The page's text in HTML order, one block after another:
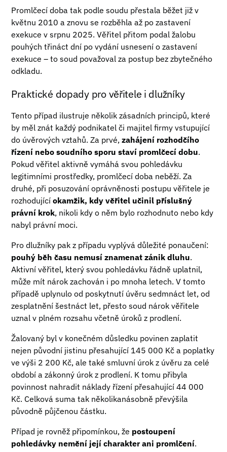
Promlčecí doba tak podle soudu přestala běžet již v
květnu 2010 a znovu se rozběhla až po zastavení
exekuce v srpnu 2025. Věřitel přitom podal žalobu
pouhých třináct dní po vydání usnesení o zastavení
exekuce – to soud považoval za postup bez zbytečného
odkladu.
Praktické dopady pro věřitele i dlužníky
Tento případ ilustruje několik zásadních principů, které
by měl znát každý podnikatel či majitel firmy vstupující
do úvěrových vztahů. Za prvé,zahájení rozhodčího
řízení nebo soudního sporu staví promlčecí dobu.
Pokud věřitel aktivně vymáhá svou pohledávku
legitimními prostředky, promlčecí doba neběží. Za
druhé, při posuzování oprávněnosti postupu věřitele je
rozhodujícíokamžik, kdy věřitel učinil příslušný
právní krok, nikoli kdy o něm bylo rozhodnuto nebo kdy
nabyl právní moci.
Pro dlužníky pak z případu vyplývá důležité ponaučení:
pouhý běh času nemusí znamenat zánik dluhu.
Aktivní věřitel, který svou pohledávku řádně uplatnil,
může mít nárok zachován i po mnoha letech. V tomto
případě uplynulo od poskytnutí úvěru sedmnáct let, od
zesplatnění šestnáct let, přesto soud nárok věřitele
uznal v plném rozsahu včetně úroků z prodlení.
Žalovaný byl v konečném důsledku povinen zaplatit
nejen původní jistinu přesahující 145 000 Kč a poplatky
ve výši 2 200 Kč, ale také smluvní úrok z úvěru za celé
období a zákonný úrok z prodlení. K tomu přibyla
povinnost nahradit náklady řízení přesahující 44 000
Kč. Celková suma tak několikanásobně převýšila
původně půjčenou částku.
Případ je rovněž připomínkou, že postoupení
pohledávky nemění její charakter ani promlčení.